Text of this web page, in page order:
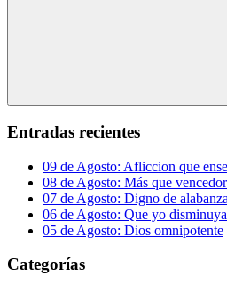
Buscar
Entradas recientes
09 de Agosto: Afliccion que
08 de Agosto: Más que
07 de Agosto: Digno de alabanza
06 de Agosto: Que yo disminuya
05 de Agosto: Dios omnipotente
Categorías